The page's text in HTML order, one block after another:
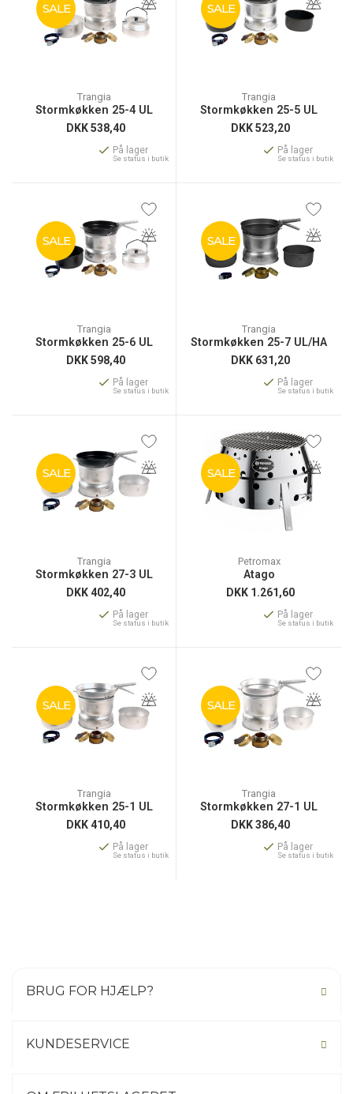
SALE
Trangia
Stormkøkken 25-4 UL
DKK538,40
På lager
Se status i butik
SALE
Trangia
Stormkøkken 25-5 UL
DKK523,20
På lager
Se status i butik
SALE
Trangia
Stormkøkken 25-6 UL
DKK598,40
På lager
Se status i butik
SALE
Trangia
Stormkøkken 25-7 UL/HA
DKK 631,20
På lager
Se status i butik
SALE
Trangia
Stormkøkken 27-3 UL
DKK402,40
På lager
Se status i butik
SALE
Petromax
Atago
DKK 1.261,60
På lager
Se status i butik
SALE
Trangia
Stormkøkken 25-1 UL
DKK410,40
På lager
Se status i butik
SALE
Trangia
Stormkøkken 27-1 UL
DKK386,40
På lager
Se status i butik
BRUG FOR HJÆLP?
KUNDESERVICE